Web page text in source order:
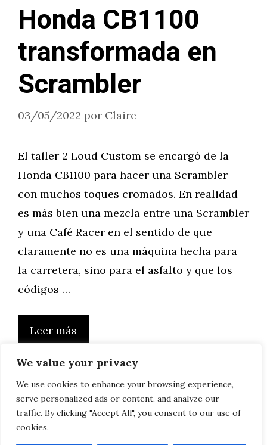
We value your privacy
We use cookies to enhance your browsing experience,
serve personalized ads or content, and analyze our
traffic. By clicking "Accept All", you consent to our use of
cookies.
Honda CB1100
transformada en
Scrambler
03/05/2022 por Claire
El taller 2 Loud Custom se encargó de la
Honda CB1100 para hacer una Scrambler
con muchos toques cromados. En realidad
es más bien una mezcla entre una Scrambler
y una Café Racer en el sentido de que
claramente no es una máquina hecha para
la carretera, sino para el asfalto y que los
códigos …
Leer más
←Anterior Página
1 … Página
14 Página
15